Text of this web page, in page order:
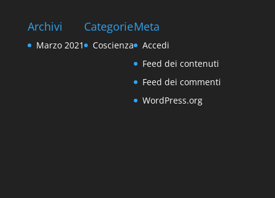
Archivi
Marzo 2021
Categorie
Coscienza
Meta
Accedi
Feed dei contenuti
Feed dei commenti
WordPress.org